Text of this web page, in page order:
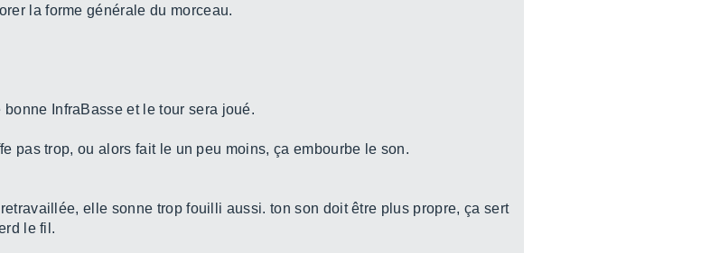
la forme générale du morceau.
InfraBasse et le tour sera joué.
pas trop, ou alors fait le un peu moins, ça embourbe le son.
elle sonne trop fouilli aussi. ton son doit être plus propre, ça sert
le fil.